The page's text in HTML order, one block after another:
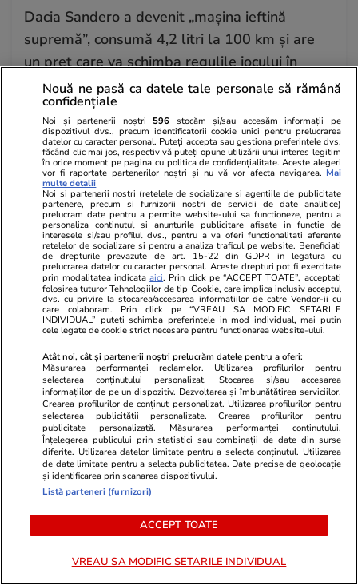
Dacia Sandero a devenit „mașina ieftină
supremă”, consumă 4,2 litri la 100 km și are
un preț care va schimba regulile jocului în
2026
Știri România 04 aug.
Ploi torențiale și vijelii în România după valul
de căldură extremă. Prognoza meteo ANM
pentru perioada 4-31 august 2026
Lifestyle 04 aug.
Cel mai frumos sat din lume a
strâns peste 50.000 de euro doar
din amenzi pentru parcare ilegală,
după ce a fost asaltat de turiști:
„Lasă mașinile pe trotuare”
Lifestyle
Trucul
țânțarii
corect
Nouă ne pasă ca datele tale personale să rămână
confidențiale
Noi și partenerii noștri 596 stocăm și/sau accesăm informații pe
dispozitivul dvs., precum identificatorii cookie unici pentru prelucrarea
datelor cu caracter personal. Puteți accepta sau gestiona preferințele dvs.
făcând clic mai jos, respectiv vă puteți opune utilizării unui interes legitim
în orice moment pe pagina cu politica de confidențialitate. Aceste alegeri
vor fi raportate partenerilor noștri și nu vă vor afecta navigarea. Mai
multe detalii
Noi si partenerii nostri (retelele de socializare si agentiile de publicitate
partenere, precum si furnizorii nostri de servicii de date analitice)
prelucram date pentru a permite website-ului sa functioneze, pentru a
personaliza continutul si anunturile publicitare afisate in functie de
interesele si/sau profilul dvs., pentru a va oferi functionalitati aferente
retelelor de socializare si pentru a analiza traficul pe website. Beneficiati
de drepturile prevazute de art. 15-22 din GDPR in legatura cu
prelucrarea datelor cu caracter personal. Aceste drepturi pot fi exercitate
prin modalitatea indicataaici. Prin click pe “ACCEPT TOATE”, acceptati
folosirea tuturor Tehnologiilor de tip Cookie, care implica inclusiv acceptul
dvs. cu privire la stocarea/accesarea informatiilor de catre Vendor-ii cu
care colaboram. Prin click pe “VREAU SA MODIFIC SETARILE
INDIVIDUAL” puteti schimba preferintele in mod individual, mai putin
cele legate de cookie strict necesare pentru functionarea website-ului.
Atât noi, cât și partenerii noștri prelucrăm datele pentru a oferi:
Măsurarea performanței reclamelor. Utilizarea profilurilor pentru
selectarea conținutului personalizat. Stocarea și/sau accesarea
informațiilor de pe un dispozitiv. Dezvoltarea și îmbunătățirea serviciilor.
Crearea profilurilor de conținut personalizat. Utilizarea profilurilor pentru
selectarea publicității personalizate. Crearea profilurilor pentru
publicitate personalizată. Măsurarea performanței conținutului.
Înțelegerea publicului prin statistici sau combinații de date din surse
diferite. Utilizarea datelor limitate pentru a selecta conținutul. Utilizarea
de date limitate pentru a selecta publicitatea. Date precise de geolocație
și identificarea prin scanarea dispozitivului.
Listă parteneri (furnizori)
ACCEPT TOATE
VREAU SA MODIFIC SETARILE INDIVIDUAL